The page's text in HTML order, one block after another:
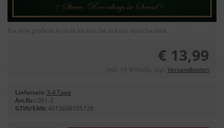
Für eine größere Ansicht klicken Sie auf das Vorschaubild
€ 13,99
inkl. 19 % MwSt. zzgl. Versandkosten
Lieferzeit: 3-4 Tage
Art.Nr.: 061-2
GTIN/EAN: 4015698105728